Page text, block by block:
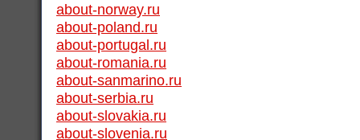
about-norway.ru
about-poland.ru
about-portugal.ru
about-romania.ru
about-sanmarino.ru
about-serbia.ru
about-slovakia.ru
about-slovenia.ru